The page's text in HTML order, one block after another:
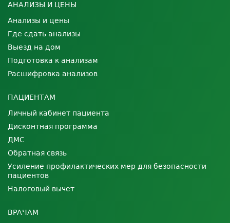
АНАЛИЗЫ И ЦЕНЫ
Анализы и цены
Где сдать анализы
Выезд на дом
Подготовка к анализам
Расшифровка анализов
ПАЦИЕНТАМ
Личный кабинет пациента
Дисконтная программа
ДМС
Обратная связь
Усиление профилактических мер для безопасности
пациентов
Налоговый вычет
ВРАЧАМ